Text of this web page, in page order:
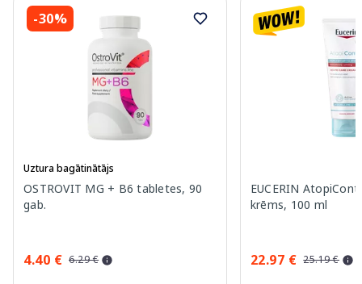
-30%
Uztura bagātinātājs
OSTROVIT MG + B6 tabletes, 90
gab.
4.40 € 6.29 €
EUCERIN
krēms, 100 ml
22.97 € 25.19 €